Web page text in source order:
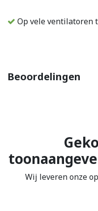
Op vele ventilatoren
Beoordelingen
Wij leveren onze